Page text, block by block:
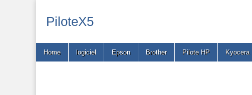
PiloteX5
Main
Skip
Home logiciel Epson Brother Pilote HP Kyocera